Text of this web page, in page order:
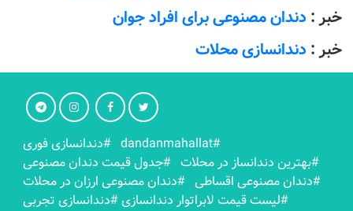
خبر : دندان مصنوعی برای افراد جوان
خبر : دندانسازی محلات
#dandanmahallat
#دندانسازی فوری
#بهترين دندانساز در محلات #جدول قیمت دندان مصنوعی
#دندان مصنوعی اقساطی #دندان مصنوعی ارزان در محلات
#لیست قیمت لابراتوار دندانسازی#دندانسازی تجربی